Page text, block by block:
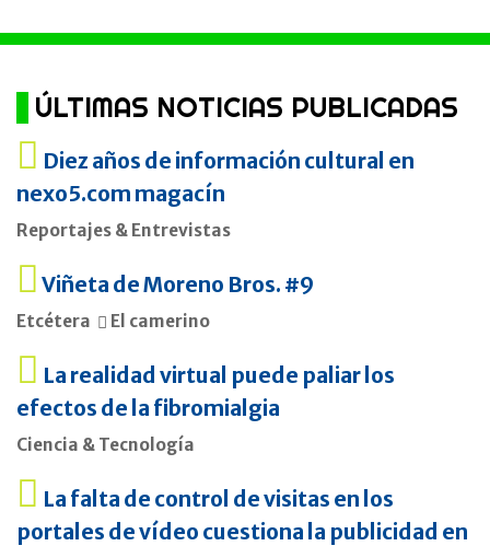
ÚLTIMAS NOTICIAS PUBLICADAS
Diez años de información cultural en
nexo5.com magacín
Reportajes & Entrevistas
Viñeta de Moreno Bros. #9
Etcétera El camerino
La realidad virtual puede paliar los
efectos de la fibromialgia
Ciencia & Tecnología
La falta de control de visitas en los
portales de vídeo cuestiona la publicidad en